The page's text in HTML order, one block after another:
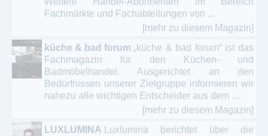
Fachmärkte und Fachabteilungen von ...
[mehr zu diesem Magazin]
küche & bad forum „küche & bad forum“ ist das
Fachmagazin für den Küchen- und
Badmöbelhandel. Ausgerichtet an den
Bedürfnissen unserer Zielgruppe informieren wir
nahezu alle wichtigen Entscheider aus dem ...
[mehr zu diesem Magazin]
LUXLUMINA
Luxlumina berichtet über die